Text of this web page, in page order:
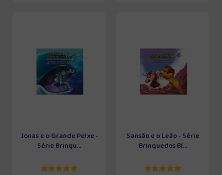
Jonas e o Grande Peixe -
Série Brinqu...
Sansão e o Leão - Série
Brinquedos Bí...